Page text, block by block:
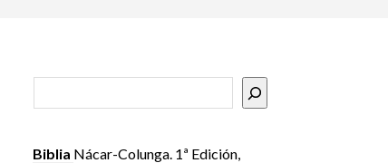
Biblia Nácar-Colunga. 1ª Edición,